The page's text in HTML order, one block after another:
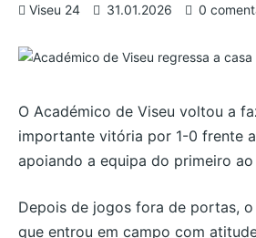
Viseu 24 31.01.2026 0
O Académico de Viseu voltou a
importante vitória por 1-0 frente
apoiando a equipa do primeiro
Depois de jogos fora de portas,
que entrou em campo com